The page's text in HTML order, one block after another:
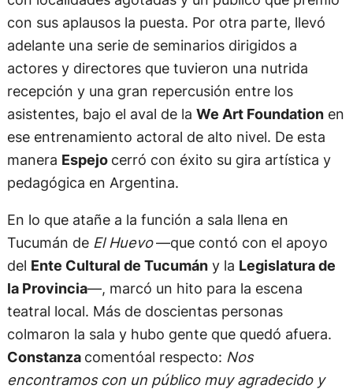
con sus aplausos la puesta. Por otra parte, llevó
adelante una serie de seminarios dirigidos a
actores y directores que tuvieron una nutrida
recepción y una gran repercusión entre los
asistentes, bajo el aval de la We Art Foundationen
ese entrenamiento actoral de alto nivel. De esta
manera Espejo cerró con éxito su gira artística y
pedagógica en Argentina.
En lo que atañe a la función a sala llena en
Tucumán deEl Huevo—que contó con el apoyo
del Ente Cultural de Tucumány la Legislatura de
la Provincia—, marcó un hito para la escena
teatral local. Más de doscientas personas
colmaron la sala y hubo gente que quedó afuera.
Constanza comentóal respecto: Nos
encontramos con un público muy agradecido y